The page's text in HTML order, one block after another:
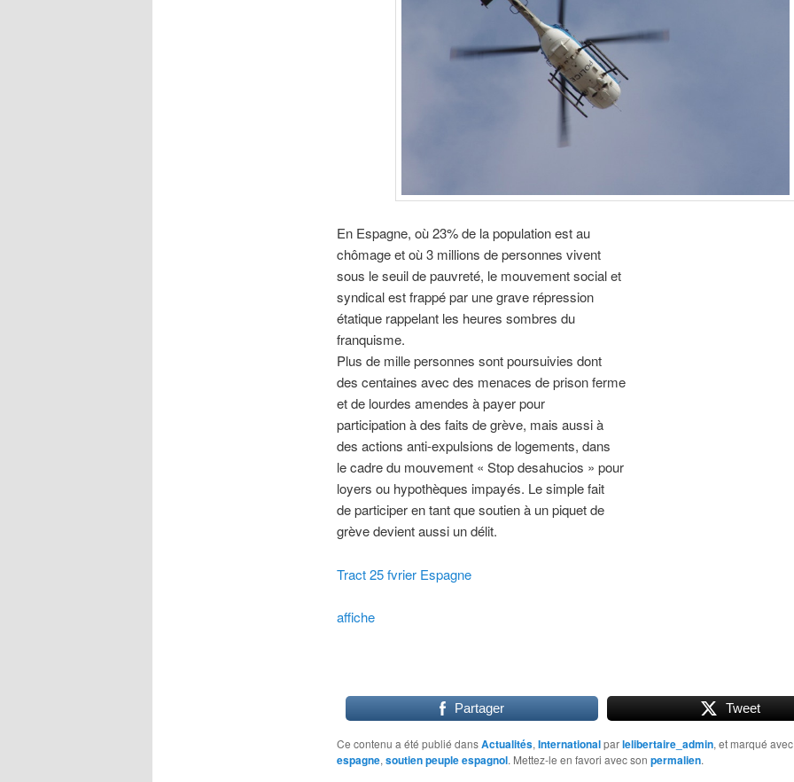
En Espagne, où 23% de la population est au
chômage et où 3 millions de personnes vivent
sous le seuil de pauvreté, le mouvement social et
syndical est frappé par une grave répression
étatique rappelant les heures sombres du
franquisme.
Plus de mille personnes sont poursuivies dont
des centaines avec des menaces de prison ferme
et de lourdes amendes à payer pour
participation à des faits de grève, mais aussi à
des actions anti-expulsions de logements, dans
le cadre du mouvement « Stop desahucios » pour
loyers ou hypothèques impayés. Le simple fait
de participer en tant que soutien à un piquet de
grève devient aussi un délit.
Tract 25 fvrier Espagne
affiche
Partager Tweet
Ce contenu a été publié dansActualités, Internationalparlelibertaire_admin, et marqué avec
espagne, soutien peuple espagnol. Mettez-le en favori avec son permalien.